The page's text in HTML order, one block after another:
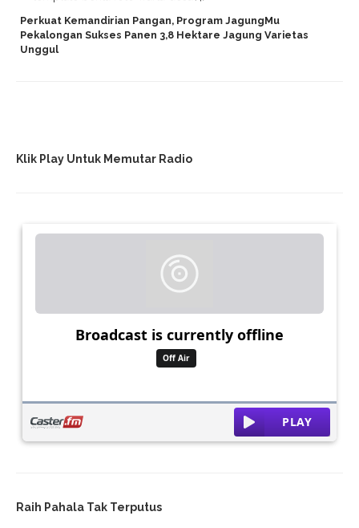
Perkuat Kemandirian Pangan, Program JagungMu
Pekalongan Sukses Panen 3,8 Hektare Jagung Varietas
Unggul
Klik Play Untuk Memutar Radio
Raih Pahala Tak Terputus